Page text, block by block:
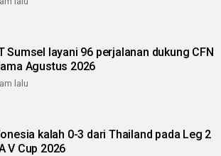
Sumsel layani 96 perjalanan dukung CFN
Agustus 2026
lalu
kalah 0-3 dari Thailand pada Leg 2
V Cup 2026